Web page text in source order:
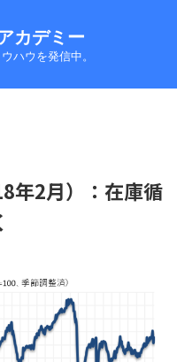
カデミー
ハウを発信中。
年2月）：在庫循